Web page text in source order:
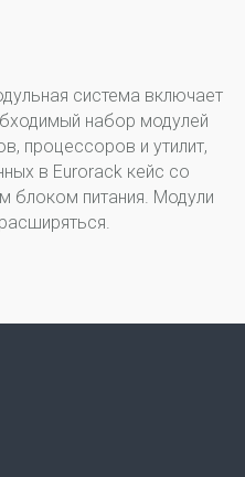
система включает
набор модулей
процессоров и утилит,
в Eurorack кейс со
блоком питания. Модули